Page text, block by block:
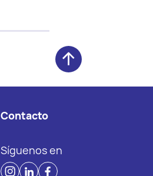
Contacto
Síguenos en